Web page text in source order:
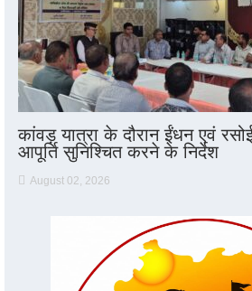
कांवड़ यात्रा के दौरान ईंधन एवं
आपूर्ति सुनिश्चित करने के निर्देश
August 02, 2026